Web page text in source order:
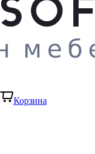
Корзина